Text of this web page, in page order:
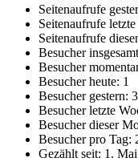
Seitenaufrufe
Seitenaufrufe
Seitenaufrufe
Besucher
Besucher
Besucher heute: 1
Besucher gestern:
Besucher letzte
Besucher dieser
Besucher pro Tag:
Gezählt seit: 1.